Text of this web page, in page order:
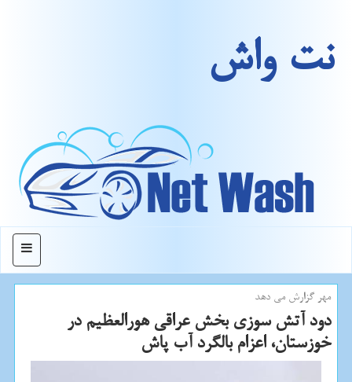
نت واش
منو
مهر گزارش می دهد
دود آتش سوزی بخش عراقی هورالعظیم در
خوزستان، اعزام بالگرد آب پاش